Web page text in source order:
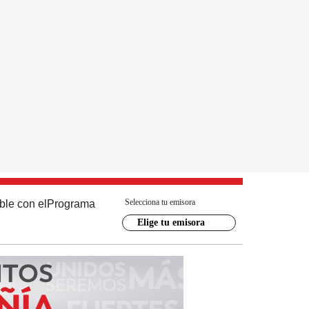
con el Programa Selecciona tu emisora
Elige tu emisora